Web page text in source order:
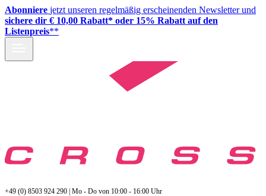
Abonniere jetzt unseren regelmäßig erscheinenden Newsletter und
sichere dir € 10,00 Rabatt* oder 15% Rabatt auf den
Listenpreis**
+49 (0) 8503 924 290 | Mo - Do von 10:00 - 16:00 Uhr